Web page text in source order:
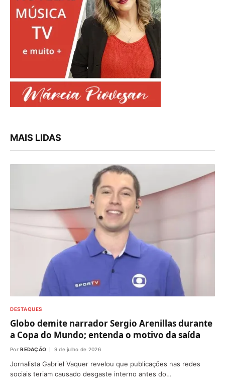
MAIS LIDAS
DESTAQUES
Globo demite narrador Sergio Arenillas durante
a Copa do Mundo; entenda o motivo da saída
Por REDAÇÃO 9 de julho de 2026
Jornalista Gabriel Vaquer revelou que publicações nas redes
sociais teriam causado desgaste interno antes do…